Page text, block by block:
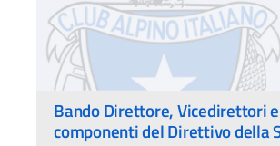
Bando Direttore, Vicedirettori e
componenti del Direttivo della